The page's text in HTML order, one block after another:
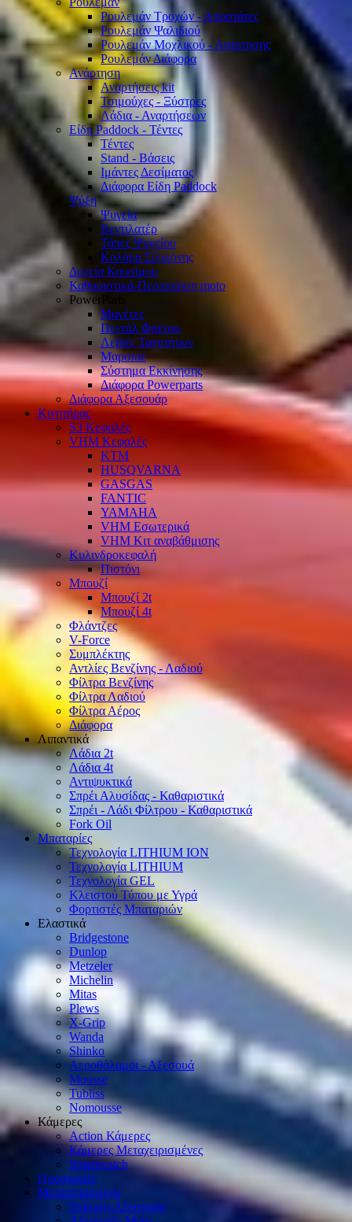
Ρουλεμάν Τροχών - Αποστάτες
Ρουλεμάν Ψαλιδιού
Ρουλεμάν Μοχλικού - Ανάρτησης
Ρουλεμάν Διάφορα
Ανάρτηση
Αναρτήσεις kit
Τσιμούχες - Ξύστρες
Λάδια - Αναρτήσεων
Είδη Paddock - Τέντες
Τέντες
Stand - Βάσεις
Ιμάντες Δεσίματος
Διάφορα Είδη Paddock
Ψύξη
Ψυγεία
Βεντιλατέρ
Τάπες Ψυγείου
Κολάρα Σιλικόνης
Δοχεία Καυσίμου
Καθαριστικά-Περιποίηση moto
PowerParts
Μανέτες
Πεντάλ Φρένου
Λεβιές Ταχυτήτων
Μαρσπιέ
Σύστημα Εκκίνησης
Διάφορα Powerparts
Διάφορα Αξεσουάρ
Κινητήρας
S3 Κεφαλές
VHM Κεφαλές
KTM
HUSQVARNA
GASGAS
FANTIC
YAMAHA
VHM Εσωτερικά
VHM Κιτ αναβάθμισης
Κυλινδροκεφαλή
Πιστόνι
Μπουζί
Μπουζί 2t
Μπουζί 4t
Φλάντζες
V-Force
Συμπλέκτης
Αντλίες Βενζίνης - Λαδιού
Φίλτρα Βενζίνης
Φίλτρα Λαδιού
Φίλτρα Αέρος
Διάφορα
Λιπαντικά
Λάδια 2t
Λάδια 4t
Αντιψυκτικά
Σπρέι Αλυσίδας - Καθαριστικά
Σπρέι - Λάδι Φίλτρου - Καθαριστικά
Fork Oil
Μπαταρίες
Τεχνολογία LITHIUM ION
Τεχνολογία LITHIUM
Τεχνολογία GEL
Κλειστού Τύπου με Υγρά
Φορτιστές Μπαταριών
Ελαστικά
Bridgestone
Dunlop
Metzeler
Michelin
Mitas
Plews
X-Grip
Wanda
Shinko
Αεροθάλαμοι - Αξεσουά
Mousse
Tubliss
Nomousse
Κάμερες
Action Κάμερες
Κάμερες Μεταχειρισμένες
Smartwatch
Προσφορές
Μεταχειρισμένα
Ένδυση-Αξεσουάρ